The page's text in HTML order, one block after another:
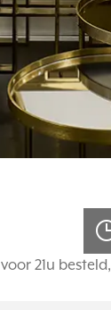
voor 21u